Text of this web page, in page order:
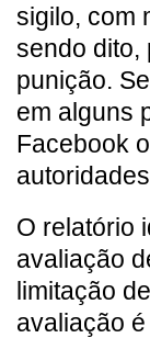
sigilo, com
sendo dito,
punição.
em alguns
Facebook
O relatório
avaliação
limitação
avaliação